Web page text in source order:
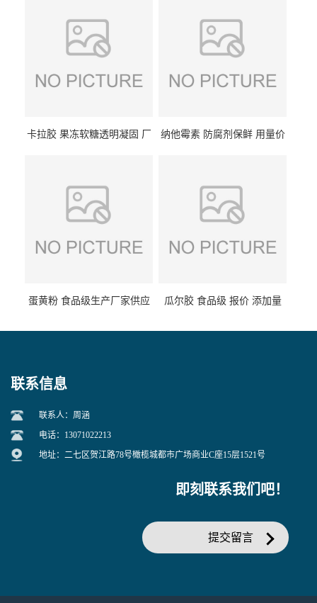
卡拉胶 果冻软糖透明凝固 厂
纳他霉素 防腐剂保鲜 用量价
蛋黄粉 食品级生产厂家供应 瓜尔胶 食品级 报价 添加量
联系信息
联系人：周涵
电话：13071022213
地址：二七区贺江路78号橄榄城都市广场商业C座15层1521号
即刻联系我们吧！
提交留言